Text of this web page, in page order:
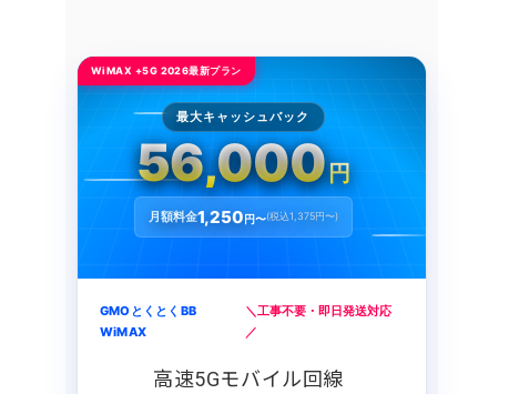
WiMAX +5G 2026最新プラン
最大キャッシュバック
56,000円
月額料金1,250円〜(税込1,375円〜)
GMOとくとくBB
WiMAX
＼工事不要・即日発送対応
／
高速5Gモバイル回線